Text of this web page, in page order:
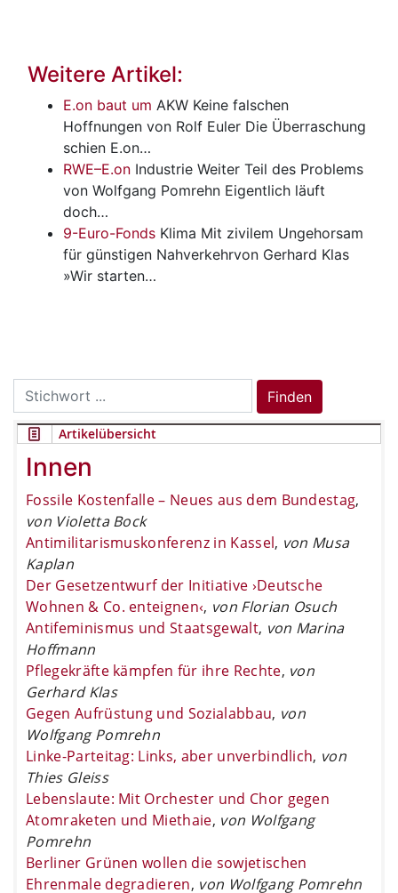
Weitere Artikel:
E.on baut um AKW Keine falschen
Hoffnungen von Rolf Euler Die Überraschung
schien E.on…
RWE–E.on Industrie Weiter Teil des Problems
von Wolfgang Pomrehn Eigentlich läuft
doch…
9-Euro-Fonds Klima Mit zivilem Ungehorsam
für günstigen Nahverkehrvon Gerhard Klas
»Wir starten…
Search
for:
Finden
Artikelübersicht
Innen
Fossile Kostenfalle – Neues aus dem Bundestag,
von Violetta Bock
Antimilitarismuskonferenz in Kassel, von Musa
Kaplan
Der Gesetzentwurf der Initiative ›Deutsche
Wohnen & Co. enteignen‹, von Florian Osuch
Antifeminismus und Staatsgewalt, von Marina
Hoffmann
Pflegekräfte kämpfen für ihre Rechte, von
Gerhard Klas
Gegen Aufrüstung und Sozialabbau, von
Wolfgang Pomrehn
Linke-Parteitag: Links, aber unverbindlich, von
Thies Gleiss
Lebenslaute: Mit Orchester und Chor gegen
Atomraketen und Miethaie, von Wolfgang
Pomrehn
Berliner Grünen wollen die sowjetischen
Ehrenmale degradieren, von Wolfgang Pomrehn